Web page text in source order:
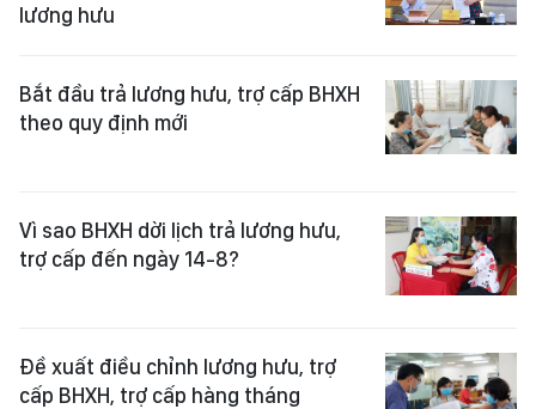
lương hưu
Bắt đầu trả lương hưu, trợ cấp BHXH
theo quy định mới
Vì sao BHXH dời lịch trả lương hưu,
trợ cấp đến ngày 14-8?
Đề xuất điều chỉnh lương hưu, trợ
cấp BHXH, trợ cấp hàng tháng